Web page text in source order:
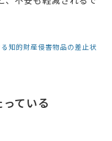
知的財産侵害物品の差止状
ている